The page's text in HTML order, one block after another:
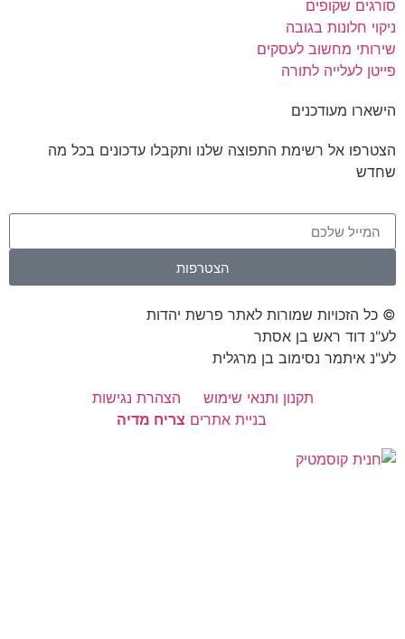
סורגים שקופים
ניקוי חלונות בגובה
שירותי מחשוב לעסקים
פייטן לעלייה לתורה
הישארו מעודכנים
הצטרפו אל רשימת התפוצה שלנו ותקבלו עדכונים בכל מה
שחדש
הצטרפות
© כל הזכויות שמורות לאתר פרשת יהדות
לע"נ דוד ראש בן אסתר
לע"נ איתמר נסימוב בן מרגלית
תקנון ותנאי שימוש
הצהרת נגישות
בניית אתרים צריח מדיה